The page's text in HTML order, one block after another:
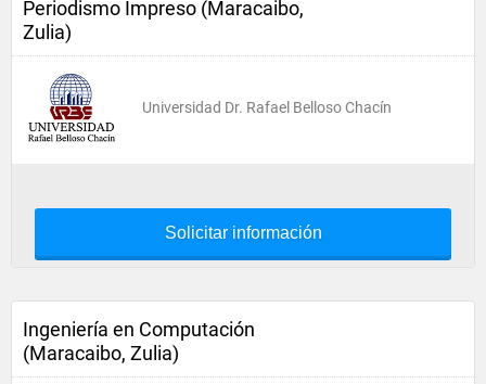
Periodismo Impreso (Maracaibo,
Zulia)
Universidad Dr. Rafael Belloso Chacín
Solicitar información
Ingeniería en Computación
(Maracaibo, Zulia)